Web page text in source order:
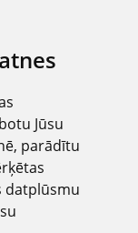
Jūsu
parādītu
datplūsmu